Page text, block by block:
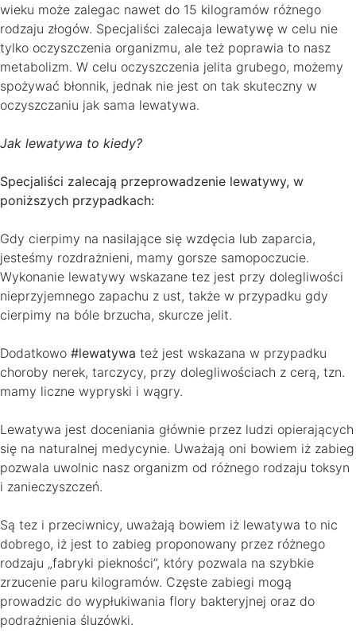
wieku może zalegac nawet do 15 kilogramów różnego
rodzaju złogów. Specjaliści zalecaja lewatywę w celu nie
tylko oczyszczenia organizmu, ale też poprawia to nasz
metabolizm. W celu oczyszczenia jelita grubego, możemy
spożywać błonnik, jednak nie jest on tak skuteczny w
oczyszczaniu jak sama lewatywa.
Jak lewatywa to kiedy?
Specjaliści zalecają przeprowadzenie lewatywy, w
poniższych przypadkach:
Gdy cierpimy na nasilające się wzdęcia lub zaparcia,
jesteśmy rozdrażnieni, mamy gorsze samopoczucie.
Wykonanie lewatywy wskazane tez jest przy dolegliwości
nieprzyjemnego zapachu z ust, także w przypadku gdy
cierpimy na bóle brzucha, skurcze jelit.
Dodatkowo #lewatywa też jest wskazana w przypadku
choroby nerek, tarczycy, przy dolegliwościach z cerą, tzn.
mamy liczne wypryski i wągry.
Lewatywa jest doceniania głównie przez ludzi opierających
się na naturalnej medycynie. Uważają oni bowiem iż zabieg
pozwala uwolnic nasz organizm od różnego rodzaju toksyn
i zanieczyszczeń.
Są tez i przeciwnicy, uważają bowiem iż lewatywa to nic
dobrego, iż jest to zabieg proponowany przez różnego
rodzaju „fabryki piekności”, który pozwala na szybkie
zrzucenie paru kilogramów. Częste zabiegi mogą
prowadzic do wypłukiwania flory bakteryjnej oraz do
podrażnienia śluzówki.